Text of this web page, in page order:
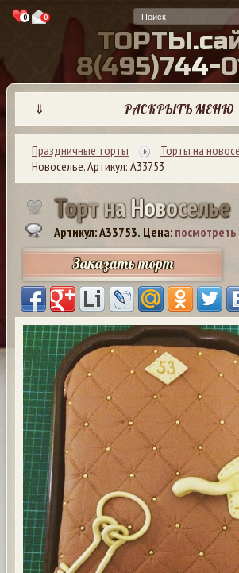
0 0
ТОРТЫ.са
8(495)744-0
⇓ РАСКРЫТЬ МЕНЮ
Праздничные торты Торты на
Новоселье. Артикул: А33753
ТортнаНовоселье
Артикул: A33753. Цена: посмотреть
Заказать торт